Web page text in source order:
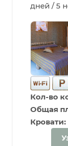
дней / 5
Кол-во
Общая
Кровати: